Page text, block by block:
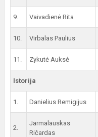
9. Vaivadienė Rita
10. Virbalas Paulius
11. Zykutė Auksė
Istorija
1. Danielius Remigijus
2.
Jarmalauskas
Ričardas